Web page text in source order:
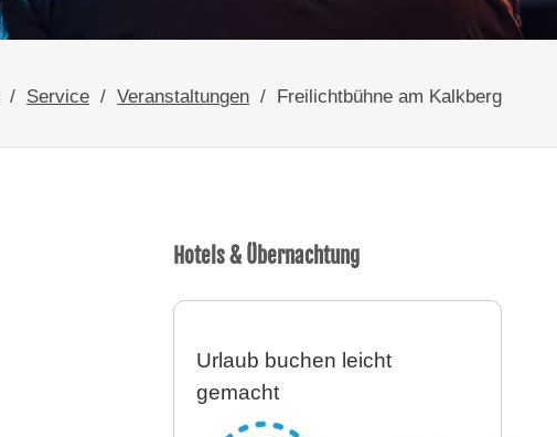
Service Veranstaltungen Freilichtbühne am Kalkberg
Hotels & Übernachtung
Urlaub buchen leicht
gemacht